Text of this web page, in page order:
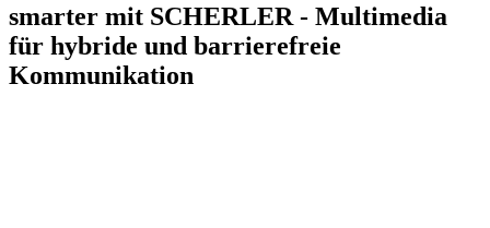
smarter mit SCHERLER - Multimedia
für hybride und barrierefreie
Kommunikation